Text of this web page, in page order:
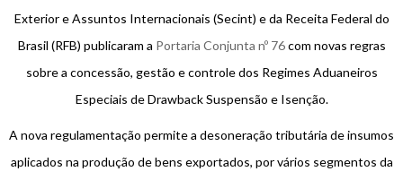
Exterior e Assuntos Internacionais (Secint) e da Receita Federal do
Brasil (RFB) publicaram a Portaria Conjunta nº 76com novas regras
sobre a concessão, gestão e controle dos Regimes Aduaneiros
Especiais de Drawback Suspensão e Isenção.
A nova regulamentação permite a desoneração tributária de insumos
aplicados na produção de bens exportados, por vários segmentos da